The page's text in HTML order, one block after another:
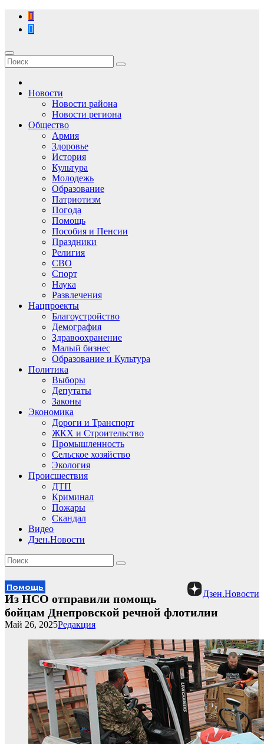
Перейти
содержимому
Новости
Новости района
Новости региона
Общество
Армия
Здоровье
История
Культура
Молодежь
Образование
Патриотизм
Погода
Помощь
Пособия и Пенсии
Праздники
Религия
СВО
Спорт
Наука
Развлечения
Нацпроекты
Благоустройство
Демография
Здравоохранение
Малый бизнес
Образование и Культура
Политика
Выборы
Депутаты
Законы
Экономика
Дороги и Транспорт
ЖКХ и Строительство
Промышленность
Сельское хозяйство
Экология
Происшествия
ДТП
Криминал
Пожары
Скандал
Видео
Дзен.Новости
Дзен.Новости
Помощь
Из НСО отправили помощь
бойцам Днепровской речной флотилии
Редакция
Май 26, 2025